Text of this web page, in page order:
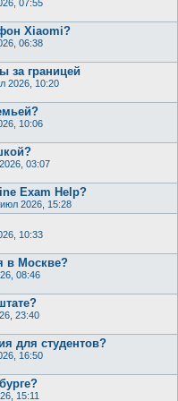
07:55
Xiaomi?
06:38
за границей
2026, 10:20
10:06
03:07
Exam Help?
2026, 15:28
10:33
в Москве?
08:46
23:40
для студентов?
16:50
15:11